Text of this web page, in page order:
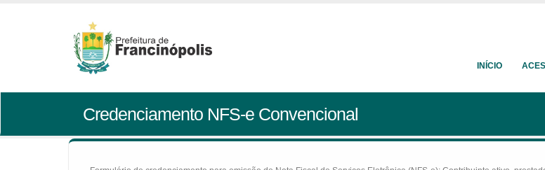
INÍCIO
Credenciamento NFS-e Convencional